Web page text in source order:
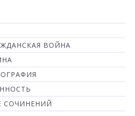
ВОЙНА
СОЧИНЕНИЙ